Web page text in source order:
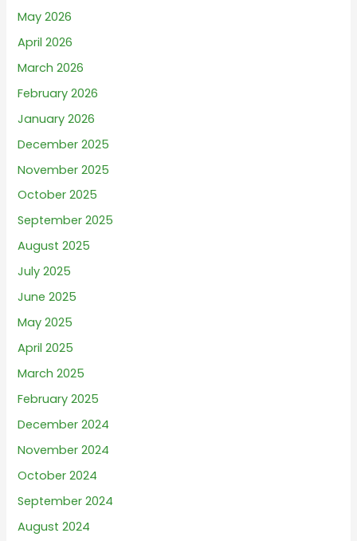
May 2026
April 2026
March 2026
February 2026
January 2026
December 2025
November 2025
October 2025
September 2025
August 2025
July 2025
June 2025
May 2025
April 2025
March 2025
February 2025
December 2024
November 2024
October 2024
September 2024
August 2024